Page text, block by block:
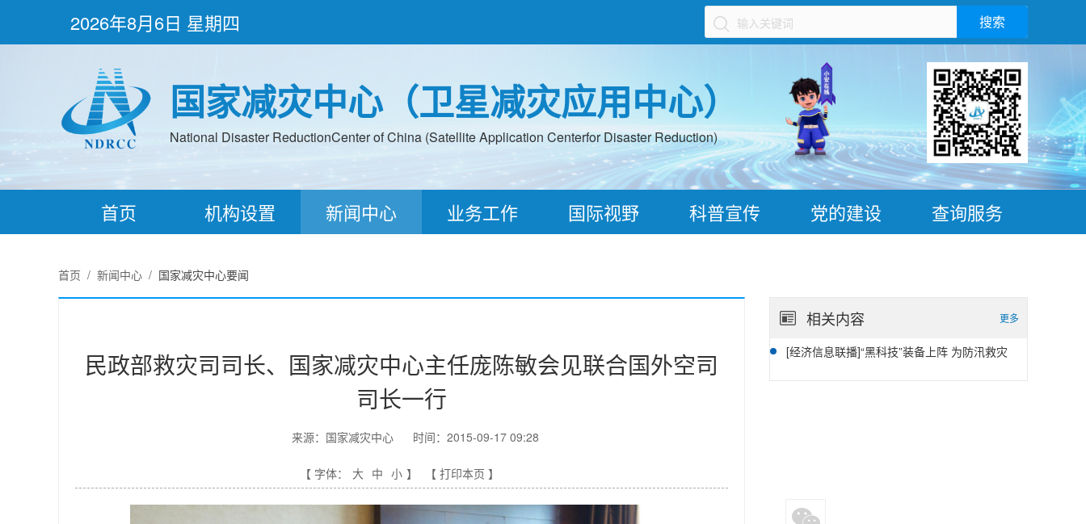
2026年8月6日 星期四 搜索
国家减灾中心（卫星减灾应用中心）
National Disaster ReductionCenter of China (Satellite Application Centerfor Disaster Reduction)
首页 机构设置 新闻中心 业务工作 国际视野 科普宣传 党的建设 查询服务
首页 / 新闻中心 / 国家减灾中心要闻
民政部救灾司司长、国家减灾中心主任庞陈敏会见联合国外空司
司长一行
来源：国家减灾中心 时间：2015-09-17 09:28
【 字体： 大 中 小 】 【 打印本页 】
相关内容 更多
[经济信息联播]“黑科技”装备上阵 为防汛救灾